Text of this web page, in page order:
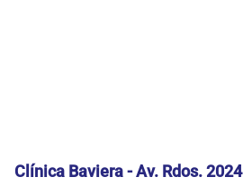
Clínica Baviera - Av. Rdos. 2024